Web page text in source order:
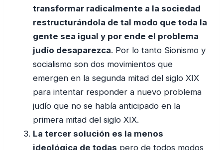
transformar radicalmente a la sociedad
restructurándola de tal modo que toda la
gente sea igual y por ende el problema
judío desaparezca. Por lo tanto Sionismo y
socialismo son dos movimientos que
emergen en la segunda mitad del siglo XIX
para intentar responder a nuevo problema
judío que no se había anticipado en la
primera mitad del siglo XIX.
La tercer solución es la menos
ideológica de todas pero de todos modos